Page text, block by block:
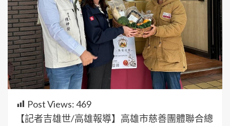
Post Views:469
【記者吉雄世/高雄報導】高雄市慈善團體聯合總